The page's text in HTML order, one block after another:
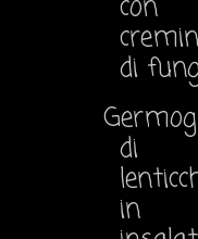
con
di
di
in